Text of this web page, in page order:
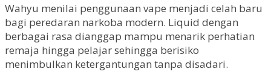
Wahyu menilai penggunaan vape menjadi celah baru
bagi peredaran narkoba modern. Liquid dengan
berbagai rasa dianggap mampu menarik perhatian
remaja hingga pelajar sehingga berisiko
menimbulkan ketergantungan tanpa disadari.